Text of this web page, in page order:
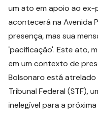
um ato em apoio ao ex-
acontecerá na Avenida
presença, mas sua
'pacificação'. Este ato,
em um contexto de
Bolsonaro está atrelado
Tribunal Federal (STF),
inelegível para a